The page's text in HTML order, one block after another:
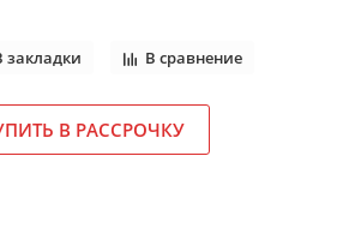
закладки В сравнение
В РАССРОЧКУ